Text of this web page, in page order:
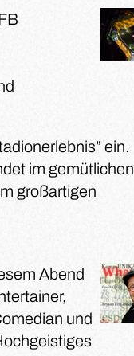
ein.
im gemütlichen
großartigen
Abend
und